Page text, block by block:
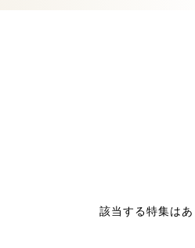
該当する特集はあ